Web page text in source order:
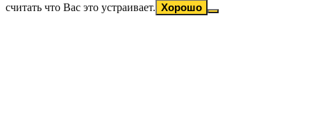
считать что Вас это устраивает. Хорошо